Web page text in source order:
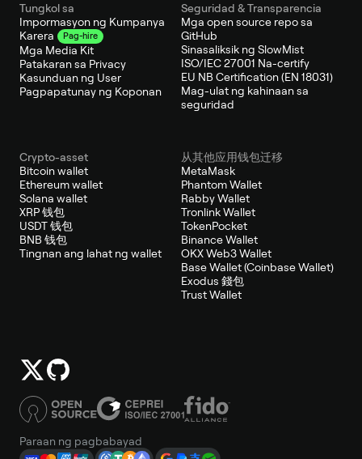
Tungkol sa
Impormasyon ng Kumpanya
Karera
Pag-hire
Mga Media Kit
Patakaran sa Privacy
Kasunduan ng User
Pagpapatunay ng Koponan
Seguridad & Transparencia
Mga open source repo sa
GitHub
Sinasaliksik ng SlowMist
ISO/IEC 27001 Na-certify
EU NB Certification (EN 18031)
Mag-ulat ng kahinaan sa
seguridad
Crypto-asset
Bitcoin wallet
Ethereum wallet
Solana wallet
XRP 钱包
USDT 钱包
BNB 钱包
Tingnan ang lahat ng wallet
从其他应用钱包迁移
MetaMask
Phantom Wallet
Rabby Wallet
Tronlink Wallet
TokenPocket
Binance Wallet
OKX Web3 Wallet
Base Wallet (Coinbase Wallet)
Exodus 錢包
Trust Wallet
Paraan ng pagbabayad